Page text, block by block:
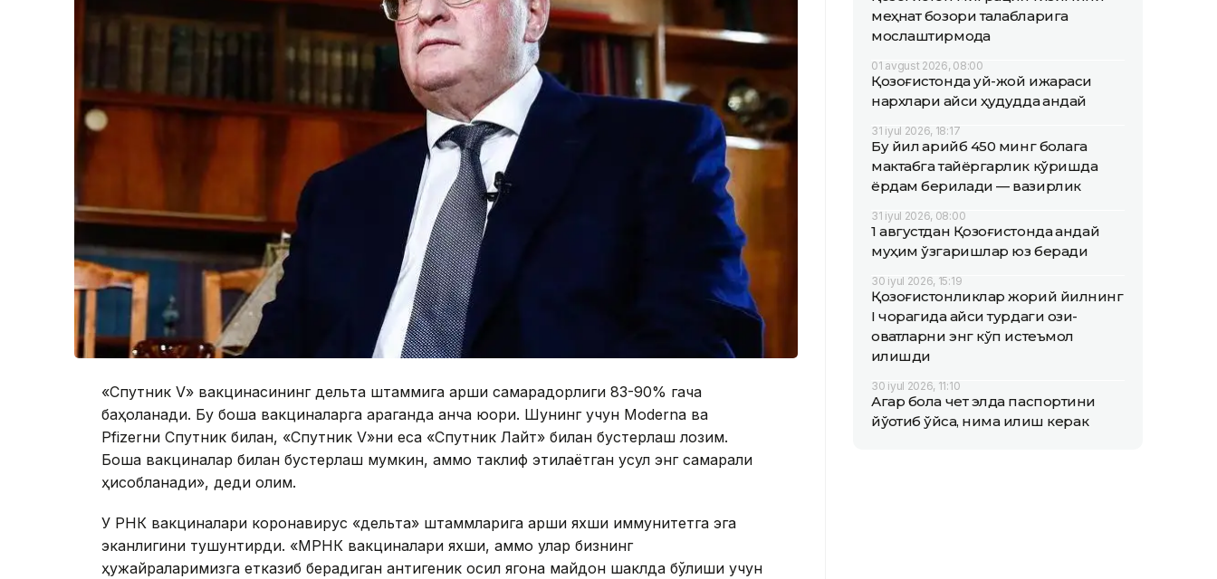
«Спутник V» вакцинасининг дельта штаммига қарши самарадорлиги 83-90% гача
баҳоланади. Бу бошқа вакциналарга қараганда анча юқори. Шунинг учун Моderna ва
Pfizerни Спутник билан, «Спутник V»ни еса «Спутник Лайт» билан бустерлаш лозим.
Бошқа вакциналар билан бустерлаш мумкин, аммо таклиф этилаётган усул энг самарали
ҳисобланади», деди олим.
У РНК вакциналари коронавирус «дельта» штаммларига қарши яхши иммунитетга эга
эканлигини тушунтирди. «МРНК вакциналари яхши, аммо улар бизнинг
ҳужайраларимизга етказиб берадиган антигеник оқсил ягона майдон шаклда бўлиши учун
меҳнат бозори талабларига
мослаштирмоқда
01 avgust 2026, 08:00
Қозоғистонда уй-жой ижараси
нархлари қайси ҳудудда қандай
31 iyul 2026, 18:17
Бу йил қарийб 450 минг болага
мактабга тайёргарлик кўришда
ёрдам берилади — вазирлик
31 iyul 2026, 08:00
1 августдан Қозоғистонда қандай
муҳим ўзгаришлар юз беради
30 iyul 2026, 15:19
Қозоғистонликлар жорий йилнинг
I чорагида қайси турдаги озиқ-
овқатларни энг кўп истеъмол
қилишди
30 iyul 2026, 11:10
Агар бола чет элда паспортини
йўқотиб қўйса, нима қилиш керак